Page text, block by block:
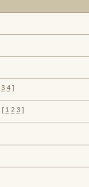
3 4 ]
[ 1 2 3 ]